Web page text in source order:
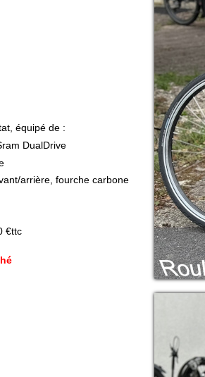
équipé de :
DualDrive
arrière, fourche carbone
€ttc